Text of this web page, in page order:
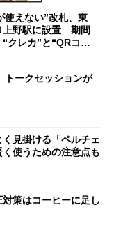
使えない”改札、東
上野駅に設置 期間
クレカ”と“QRコー
トークセッションが
見掛ける「ペルチェ
使うための注意点も
策はコーヒーに足し